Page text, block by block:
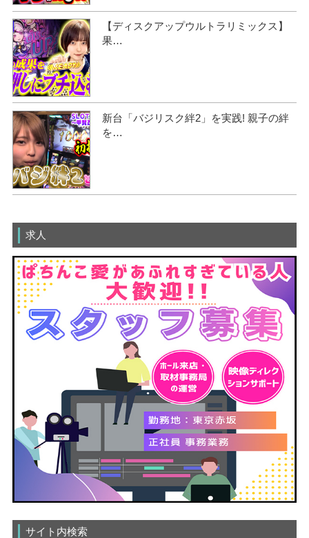
【ディスクアップウルトラリミックス】
果…
新台「バジリスク絆2」を実践! 親子の絆
を…
求人
サイト内検索